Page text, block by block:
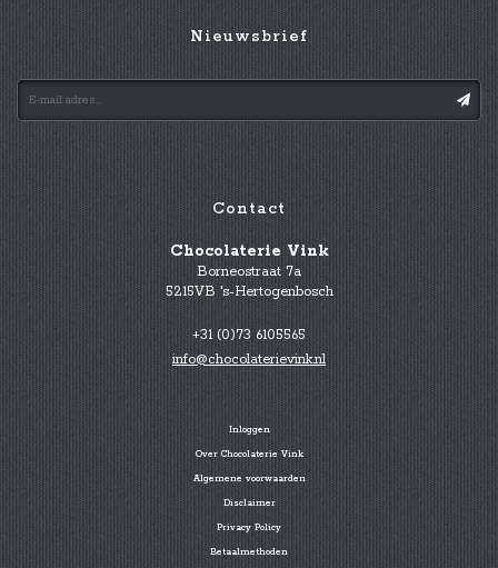
Nieuwsbrief
Contact
Chocolaterie Vink
Borneostraat 7a
5215VB 's-Hertogenbosch
+31 (0)73 6105565
info@chocolaterievink.nl
Inloggen
Over Chocolaterie Vink
Algemene voorwaarden
Disclaimer
Privacy Policy
Betaalmethoden